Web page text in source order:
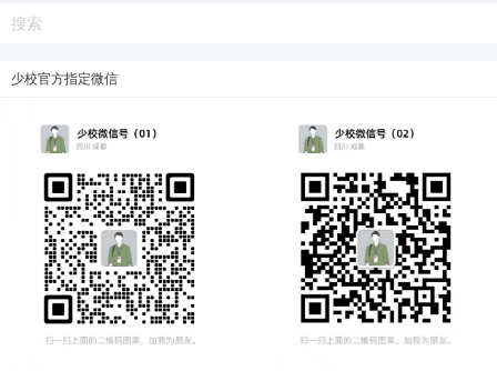
少校官方指定微信